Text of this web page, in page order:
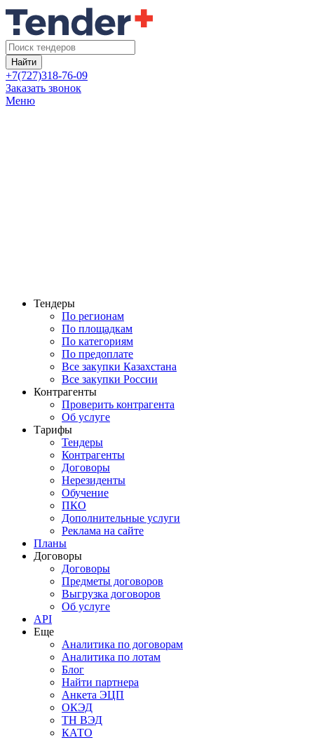
Найти
+7(727)318-76-09
Заказать звонок
Меню
Тендеры
По регионам
По площадкам
По категориям
По предоплате
Все закупки Казахстана
Все закупки России
Контрагенты
Проверить контрагента
Об услуге
Тарифы
Тендеры
Контрагенты
Договоры
Нерезиденты
Обучение
ПКО
Дополнительные услуги
Реклама на сайте
Планы
Договоры
Договоры
Предметы договоров
Выгрузка договоров
Об услуге
API
Еще
Аналитика по договорам
Аналитика по лотам
Блог
Найти партнера
Анкета ЭЦП
ОКЭД
ТН ВЭД
КАТО